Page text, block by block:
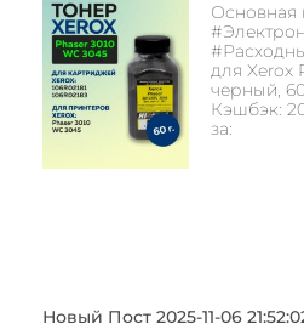
Основная
для Xerox
черный,
Кэшбэк:
за:
Новый Пост 2025-11-06